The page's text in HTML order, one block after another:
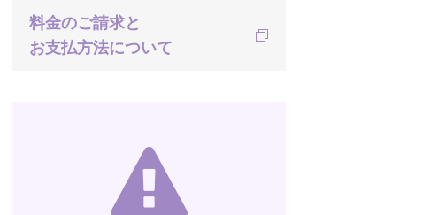
料金のご請求と
お支払方法について